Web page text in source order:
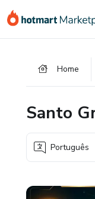
para
para
para
Home
Santo
Português